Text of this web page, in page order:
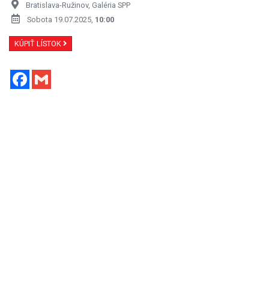
Bratislava-Ružinov, Galéria SPP
Sobota 19.07.2025, 10:00
KÚPIŤ LÍSTOK
Facebook